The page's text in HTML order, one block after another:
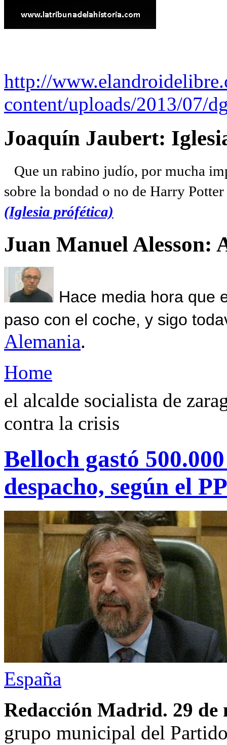
http://
content/uploads/2013/07/
Joaquín Jaubert:
Que un rabino judío, por mucha
sobre la bondad o no de Harry
(Iglesia prófética)
Juan Manuel Alesson:
Hace media hora que
paso con el coche, y sigo
Alemania.
Home
el alcalde socialista de
contra la crisis
Belloch gastó
despacho, según el PP
España
Redacción Madrid. 29
grupo municipal del